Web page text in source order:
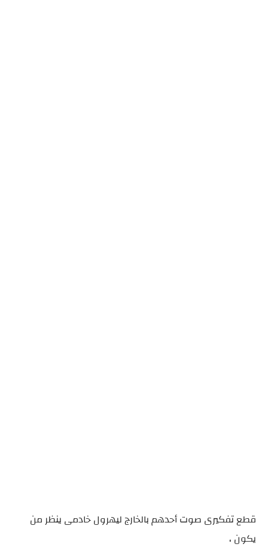
قطع تفكيرى صوت أحدهم بالخارج ليهرول خادمى ينظر من
يكون ،